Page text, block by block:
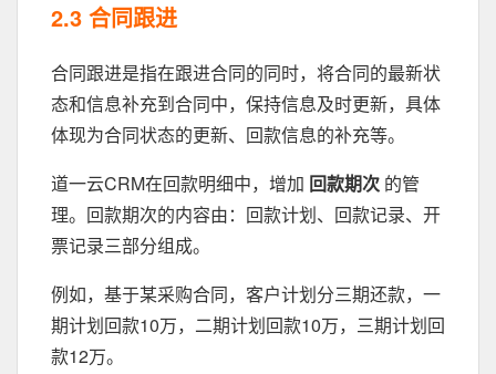
2.3 合同跟进
合同跟进是指在跟进合同的同时，将合同的最新状
态和信息补充到合同中，保持信息及时更新，具体
体现为合同状态的更新、回款信息的补充等。
道一云CRM在回款明细中，增加 回款期次 的管
理。回款期次的内容由：回款计划、回款记录、开
票记录三部分组成。
例如，基于某采购合同，客户计划分三期还款，一
期计划回款10万，二期计划回款10万，三期计划回
款12万。